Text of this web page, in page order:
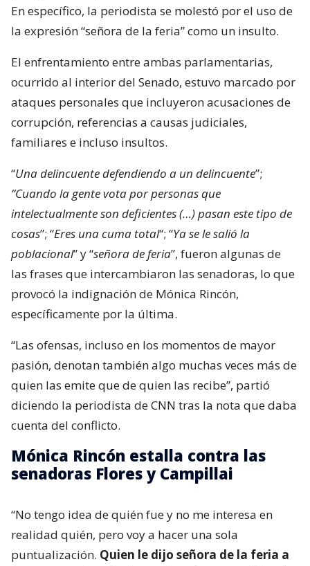
En específico, la periodista se molestó por el uso de
la expresión “señora de la feria” como un insulto.
El enfrentamiento entre ambas parlamentarias,
ocurrido al interior del Senado, estuvo marcado por
ataques personales que incluyeron acusaciones de
corrupción, referencias a causas judiciales,
familiares e incluso insultos.
“Una delincuente defendiendo a un delincuente”;
“Cuando la gente vota por personas que
intelectualmente son deficientes (…) pasan este tipo de
cosas”; “Eres una cuma total“; “Ya se le salió la
poblacional” y “señora de feria”, fueron algunas de
las frases que intercambiaron las senadoras, lo que
provocó la indignación de Mónica Rincón,
específicamente por la última.
“Las ofensas, incluso en los momentos de mayor
pasión, denotan también algo muchas veces más de
quien las emite que de quien las recibe”, partió
diciendo la periodista de CNN tras la nota que daba
cuenta del conflicto.
Mónica Rincón estalla contra las
senadoras Flores y Campillai
“No tengo idea de quién fue y no me interesa en
realidad quién, pero voy a hacer una sola
puntualización. Quien le dijo señora de la feria a